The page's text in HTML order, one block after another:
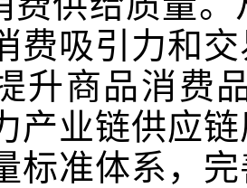
费吸引力和
升商品消费
产业链供应
标准体系，